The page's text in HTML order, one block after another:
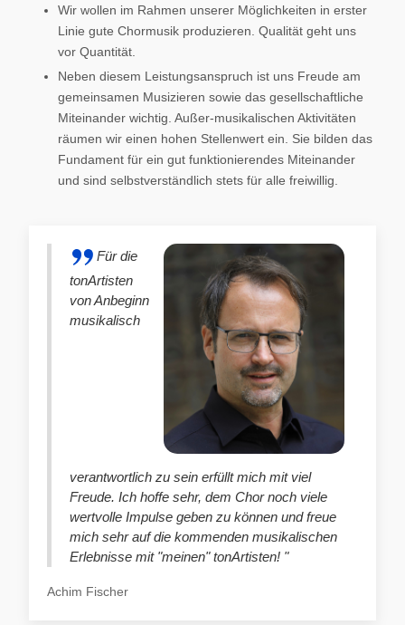
Wir wollen im Rahmen unserer Möglichkeiten in erster
Linie gute Chormusik produzieren. Qualität geht uns
vor Quantität.
Neben diesem Leistungsanspruch ist uns Freude am
gemeinsamen Musizieren sowie das gesellschaftliche
Miteinander wichtig. Außer-musikalischen Aktivitäten
räumen wir einen hohen Stellenwert ein. Sie bilden das
Fundament für ein gut funktionierendes Miteinander
und sind selbstverständlich stets für alle freiwillig.
Für die
tonArtisten
von Anbeginn
musikalisch
verantwortlich zu sein erfüllt mich mit viel
Freude. Ich hoffe sehr, dem Chor noch viele
wertvolle Impulse geben zu können und freue
mich sehr auf die kommenden musikalischen
Erlebnisse mit "meinen" tonArtisten! "
Achim Fischer